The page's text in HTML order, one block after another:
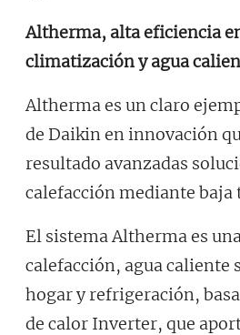
Altherma, alta eficiencia
climatización y agua
Altherma es un claro
de Daikin en innovación
resultado avanzadas
calefacción mediante baja
El sistema Altherma es
calefacción, agua caliente
hogar y refrigeración,
de calor Inverter, que